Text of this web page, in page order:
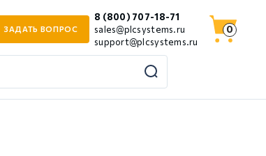
ЗАДАТЬ ВОПРОС
8 (800) 707-18-71
sales@plcsystems.ru
support@plcsystems.ru
0